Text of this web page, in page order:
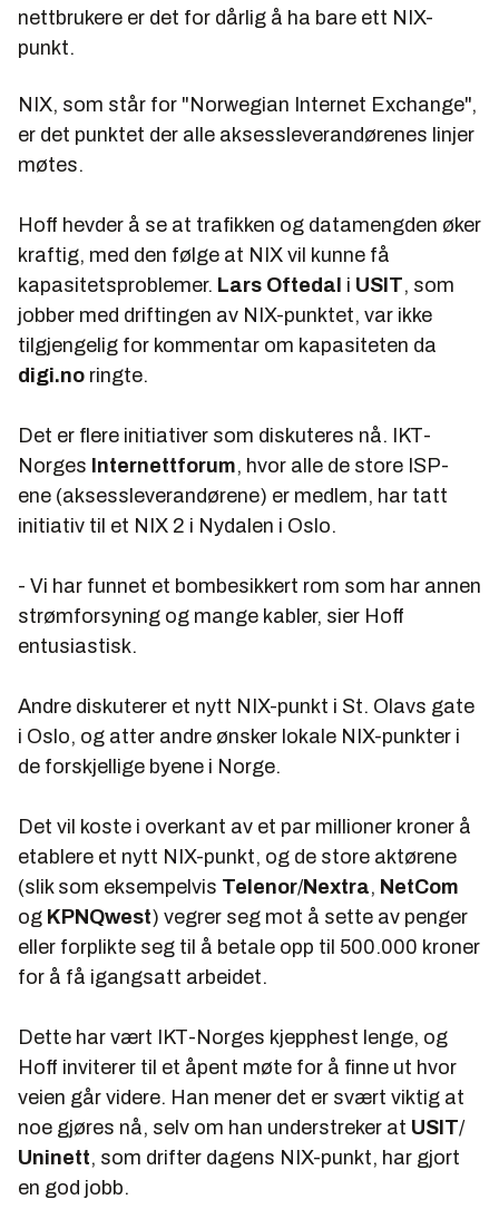
nettbrukere er det for dårlig å ha bare ett NIX-
punkt.
NIX, som står for "Norwegian Internet Exchange",
er det punktet der alle aksessleverandørenes linjer
møtes.
Hoff hevder å se at trafikken og datamengden øker
kraftig, med den følge at NIX vil kunne få
kapasitetsproblemer. Lars Oftedal i USIT, som
jobber med driftingen av NIX-punktet, var ikke
tilgjengelig for kommentar om kapasiteten da
digi.no ringte.
Det er flere initiativer som diskuteres nå. IKT-
Norges Internettforum, hvor alle de store ISP-
ene (aksessleverandørene) er medlem, har tatt
initiativ til et NIX 2 i Nydalen i Oslo.
- Vi har funnet et bombesikkert rom som har annen
strømforsyning og mange kabler, sier Hoff
entusiastisk.
Andre diskuterer et nytt NIX-punkt i St. Olavs gate
i Oslo, og atter andre ønsker lokale NIX-punkter i
de forskjellige byene i Norge.
Det vil koste i overkant av et par millioner kroner å
etablere et nytt NIX-punkt, og de store aktørene
(slik som eksempelvis Telenor/Nextra, NetCom
og KPNQwest) vegrer seg mot å sette av penger
eller forplikte seg til å betale opp til 500.000 kroner
for å få igangsatt arbeidet.
Dette har vært IKT-Norges kjepphest lenge, og
Hoff inviterer til et åpent møte for å finne ut hvor
veien går videre. Han mener det er svært viktig at
noe gjøres nå, selv om han understreker at USIT/
Uninett, som drifter dagens NIX-punkt, har gjort
en god jobb.